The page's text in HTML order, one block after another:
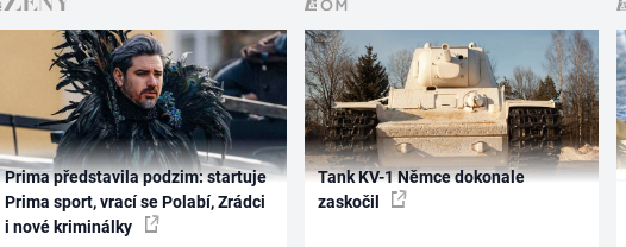
Prima představila podzim: startuje
Prima sport, vrací se Polabí, Zrádci
i nové kriminálky
Tank KV-1 Němce dokonale
zaskočil